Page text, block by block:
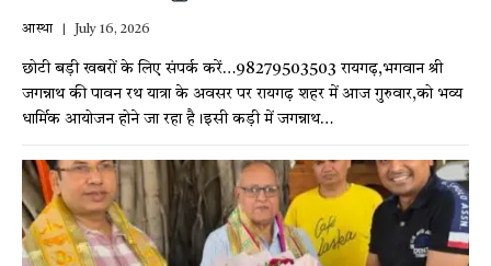
आस्था July 16, 2026
छोटी बड़ी खबरों के लिए संपर्क करें…98279503503 रायगढ़,भगवान श्री
जगन्नाथ की पावन रथ यात्रा के अवसर पर रायगढ़ शहर में आज गुरुवार,को भव्य
धार्मिक आयोजन होने जा रहा है।इसी कड़ी में जगन्नाथ…